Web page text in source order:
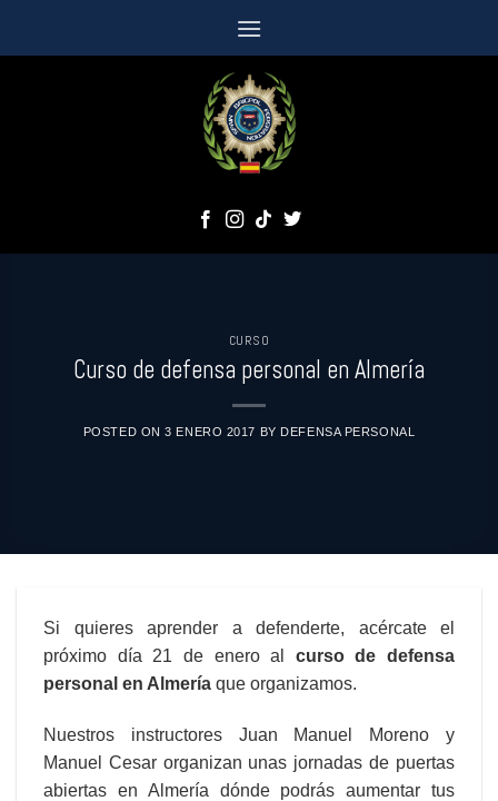
CURSO
Curso de defensa personal en Almería
POSTED ON3 ENERO 2017 BY DEFENSA PERSONAL
Si quieres aprender a defenderte, acércate el
próximo día 21 de enero al curso de defensa
personal en Almería que organizamos.
Nuestros instructores Juan Manuel Moreno y
Manuel Cesar organizan unas jornadas de puertas
abiertas en Almería dónde podrás aumentar tus